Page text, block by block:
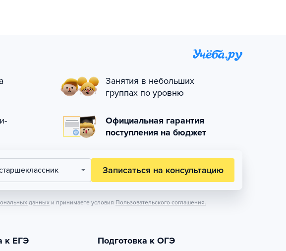
Занятия в небольших
группах по уровню
Официальная гарантия
поступления на бюджет
старшеклассник Записаться на консультацию
данных и принимаете условия Пользовательского соглашения.
к ЕГЭ Подготовка к ОГЭ